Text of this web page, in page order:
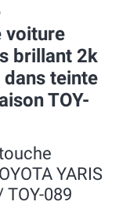
voiture
brillant 2k
teinte
TOY-
YARIS
TOY-089